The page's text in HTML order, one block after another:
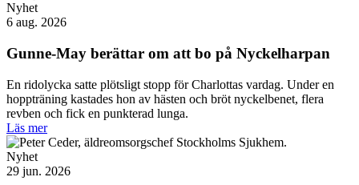
Nyhet
6 aug. 2026
Gunne-May berättar om att bo på Nyckelharpan
En ridolycka satte plötsligt stopp för Charlottas vardag. Under en
hoppträning kastades hon av hästen och bröt nyckelbenet, flera
revben och fick en punkterad lunga.
Läs mer
Nyhet
29 jun. 2026